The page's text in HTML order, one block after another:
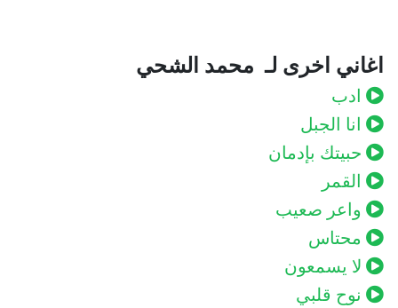
اغاني اخرى لـ محمد الشحي
ادب
انا الجبل
حبيتك بإدمان
القمر
واعر صعيب
محتاس
لا يسمعون
نوح قلبي